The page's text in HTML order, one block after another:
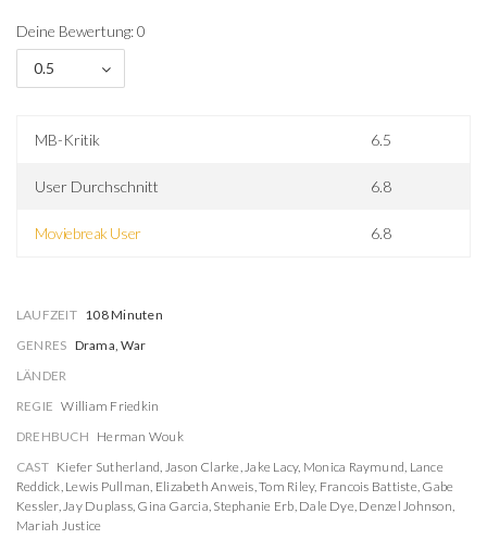
Deine Bewertung: 0
0.5
MB-Kritik 6.5
User Durchschnitt 6.8
Moviebreak User 6.8
LAUFZEIT 108 Minuten
GENRES Drama, War
LÄNDER
REGIE William Friedkin
DREHBUCH Herman Wouk
CAST Kiefer Sutherland, Jason Clarke,Jake Lacy, Monica Raymund, Lance
Reddick, Lewis Pullman, Elizabeth Anweis,Tom Riley, Francois Battiste, Gabe
Kessler,Jay Duplass, Gina Garcia, Stephanie Erb, Dale Dye, Denzel Johnson,
Mariah Justice